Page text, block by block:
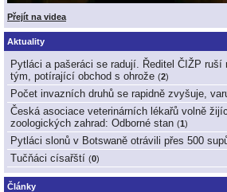
Přejít na videa
Aktuality
Pytláci a pašeráci se radují. Ředitel ČIŽP ruší
tým, potírající obchod s ohrože (2)
Počet invazních druhů se rapidně zvyšuje,
Česká asociace veterinárních lékařů volně
zoologických zahrad: Odborné stan (1 )
Pytláci slonů v Botswaně otrávili přes 500
Tučňáci císařští (0)
Články